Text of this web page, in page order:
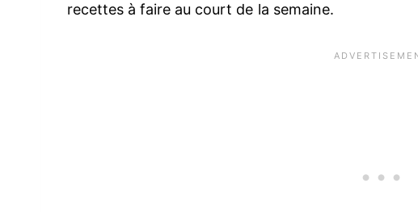
recettes à faire au court de la semaine.